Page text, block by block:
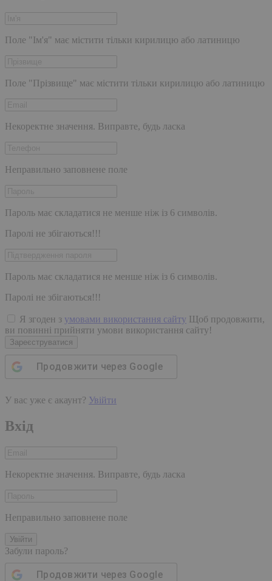
Поле "Ім'я" має містити тільки кирилицю або латиницю
Поле "Прізвище" має містити тільки кирилицю або латиницю
Некоректне значення. Виправте, будь ласка
Неправильно заповнене поле
Пароль має складатися не менше ніж із 6 символів.
Паролі не збігаються!!!
Пароль має складатися не менше ніж із 6 символів.
Паролі не збігаються!!!
Я згоден з умовами використання сайту Щоб продовжити,
ви повинні прийняти умови використання сайту!
Зареєструватися
Продовжити через Google
У вас уже є акаунт? Увійти
Вхід
Некоректне значення. Виправте, будь ласка
Неправильно заповнене поле
Увійти
Забули пароль?
Продовжити через Google